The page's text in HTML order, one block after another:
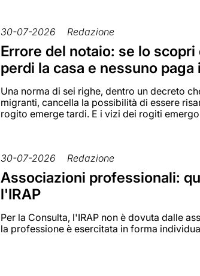
30-07-2026 Redazione
Errore del notaio: se lo
perdi la casa e nessuno paga
Una norma di sei righe, dentro un decreto
migranti, cancella la possibilità di essere
rogito emerge tardi. E i vizi dei rogiti
30-07-2026 Redazione
Associazioni professionali:
l'IRAP
Per la Consulta, l'IRAP non è dovuta dalle
la professione è esercitata in forma